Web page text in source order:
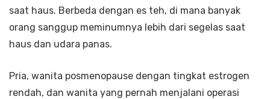
saat haus. Berbeda dengan es teh, di mana banyak
orang sanggup meminumnya lebih dari segelas saat
haus dan udara panas.
Pria, wanita posmenopause dengan tingkat estrogen
rendah, dan wanita yang pernah menjalani operasi